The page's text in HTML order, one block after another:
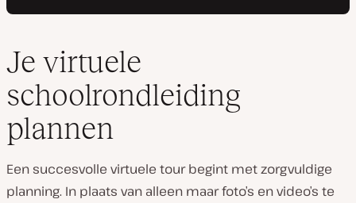
Je virtuele
schoolrondleiding
plannen
Een succesvolle virtuele tour begint met zorgvuldige
planning. In plaats van alleen maar foto’s en video’s te